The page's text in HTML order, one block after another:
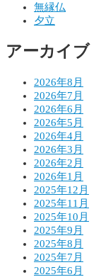
ン
無縁仏
夕立
アーカイブ
2026年8月
2026年7月
2026年6月
2026年5月
2026年4月
2026年3月
2026年2月
2026年1月
2025年12月
2025年11月
2025年10月
2025年9月
2025年8月
2025年7月
2025年6月